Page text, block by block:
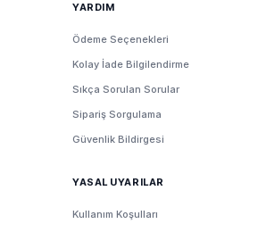
YARDIM
Ödeme Seçenekleri
Kolay İade Bilgilendirme
Sıkça Sorulan Sorular
Sipariş Sorgulama
Güvenlik Bildirgesi
YASAL UYARILAR
Kullanım Koşulları